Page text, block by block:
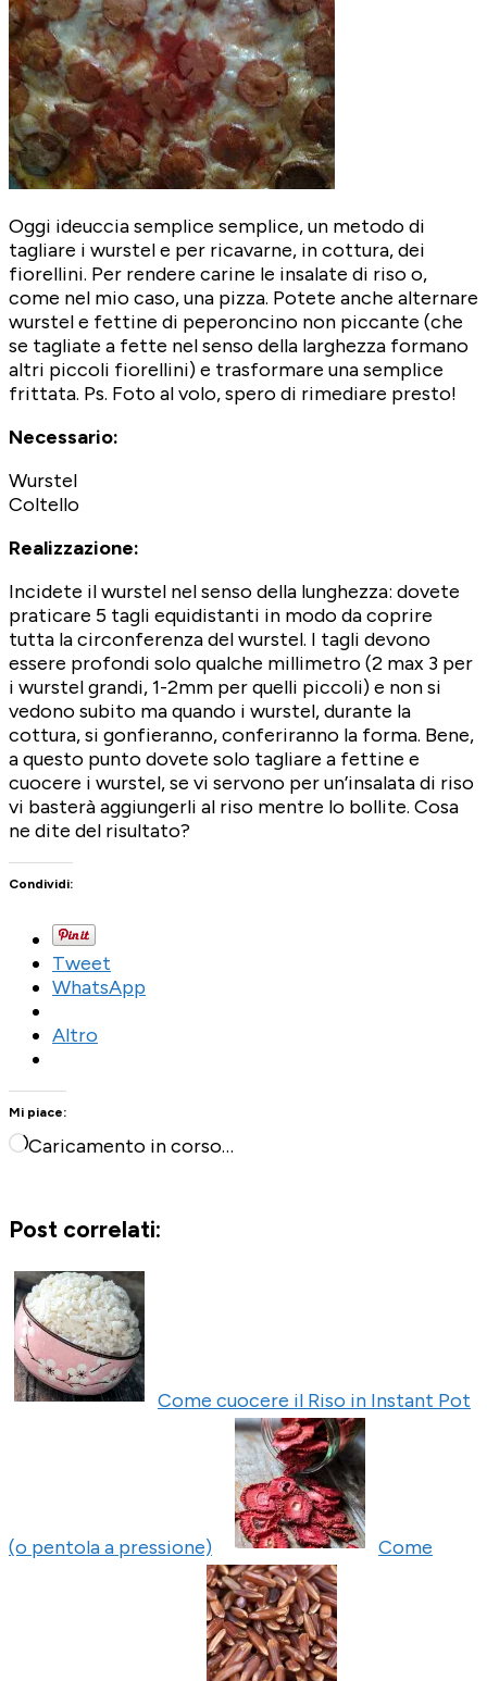
Oggi ideuccia semplice semplice, un metodo di
tagliare i wurstel e per ricavarne, in cottura, dei
fiorellini. Per rendere carine le insalate di riso o,
come nel mio caso, una pizza. Potete anche alternare
wurstel e fettine di peperoncino non piccante (che
se tagliate a fette nel senso della larghezza formano
altri piccoli fiorellini) e trasformare una semplice
frittata. Ps. Foto al volo, spero di rimediare presto!
Necessario:
Wurstel
Coltello
Realizzazione:
Incidete il wurstel nel senso della lunghezza: dovete
praticare 5 tagli equidistanti in modo da coprire
tutta la circonferenza del wurstel. I tagli devono
essere profondi solo qualche millimetro (2 max 3 per
i wurstel grandi, 1-2mm per quelli piccoli) e non si
vedono subito ma quando i wurstel, durante la
cottura, si gonfieranno, conferiranno la forma. Bene,
a questo punto dovete solo tagliare a fettine e
cuocere i wurstel, se vi servono per un’insalata di riso
vi basterà aggiungerli al riso mentre lo bollite. Cosa
ne dite del risultato?
Condividi:
Tweet
WhatsApp
Altro
Mi piace:
Caricamento in corso…
Post correlati:
Come cuocere il Riso in Instant Pot
(o pentola a pressione) Come